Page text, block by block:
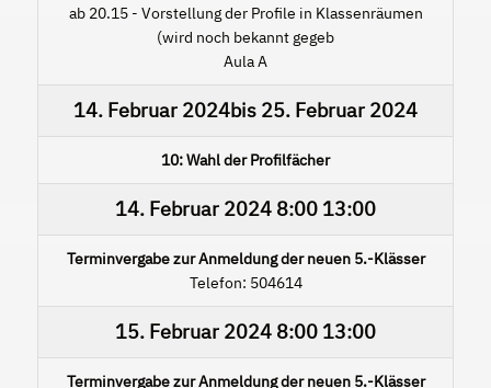
ab 20.15 - Vorstellung der Profile in Klassenräumen
(wird noch bekannt gegeb
Aula A
14. Februar 2024bis 25. Februar 2024
10: Wahl der Profilfächer
14. Februar 2024 8:00 13:00
Terminvergabe zur Anmeldung der neuen 5.-Klässer
Telefon: 504614
15. Februar 2024 8:00 13:00
Terminvergabe zur Anmeldung der neuen 5.-Klässer